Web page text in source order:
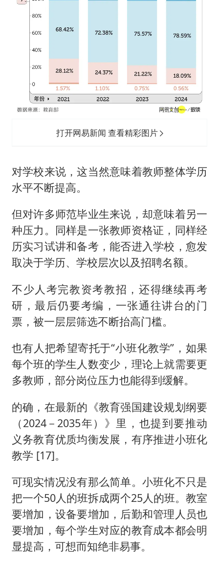
打开网易新闻 查看精彩图片
对学校来说，这当然意味着教师整体学历
水平不断提高。
但对许多师范毕业生来说，却意味着另一
种压力。同样是一张教师资格证，同样经
历实习试讲和备考，能否进入学校，愈发
取决于学历、学校层次以及招聘名额。
不少人考完教资考教招，还得继续再考
研，最后仍要考编，一张通往讲台的门
票，被一层层筛选不断抬高门槛。
也有人把希望寄托于“小班化教学”，如果
每个班的学生人数变少，理论上就需要更
多教师，部分岗位压力也能得到缓解。
的确，在最新的《教育强国建设规划纲要
（2024－2035年）》里，也提到要推动
义务教育优质均衡发展，有序推进小班化
教学 [17]。
可现实情况没有那么简单。小班化不只是
把一个50人的班拆成两个25人的班。教室
要增加，设备要增加，后勤和管理人员也
要增加，每个学生对应的教育成本都会明
显提高，可想而知绝非易事。